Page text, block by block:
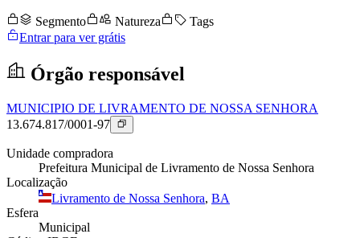
Segmento Natureza
Tags
Entrar para ver grátis
Órgão responsável
MUNICIPIO DE LIVRAMENTO DE NOSSA SENHORA
13.674.817/0001-97
Unidade compradora
Prefeitura Municipal de Livramento de Nossa Senhora
Localização
Livramento de Nossa Senhora, BA
Esfera
Municipal